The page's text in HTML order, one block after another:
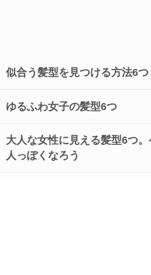
似合う髪型を見つける方法6つ
ゆるふわ女子の髪型6つ
大人な女性に見える髪型6つ
人っぽくなろう